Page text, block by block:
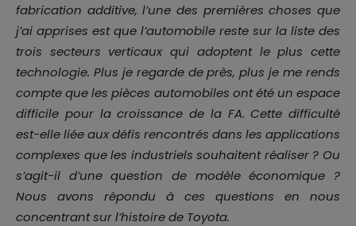
fabrication additive, l’une des premières choses que
j’ai apprises est que l’automobile reste sur la liste des
trois secteurs verticaux qui adoptent le plus cette
technologie. Plus je regarde de près, plus je me rends
compte que les pièces automobiles ont été un espace
difficile pour la croissance de la FA. Cette difficulté
est-elle liée aux défis rencontrés dans les applications
complexes que les industriels souhaitent réaliser ? Ou
s’agit-il d’une question de modèle économique ?
Nous avons répondu à ces questions en nous
concentrant sur l’histoire de Toyota.